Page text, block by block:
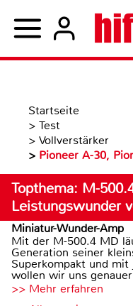
Startseite
> Test
> Vollverstärker
> Pioneer A-30,
Topthema: M-
Leistungswunder
Miniatur-Wunder-Amp
Mit der M-500.4 MD
Generation seiner
Superkompakt und
wollen wir uns
>> Mehr erfahren